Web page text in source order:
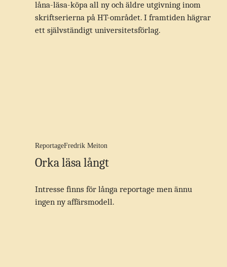
låna-läsa-köpa all ny och äldre utgivning inom
skriftserierna på HT-området. I framtiden hägrar
ett självständigt universitetsförlag.
ReportageFredrik Meiton
Orka läsa långt
Intresse finns för långa reportage men ännu
ingen ny affärsmodell.